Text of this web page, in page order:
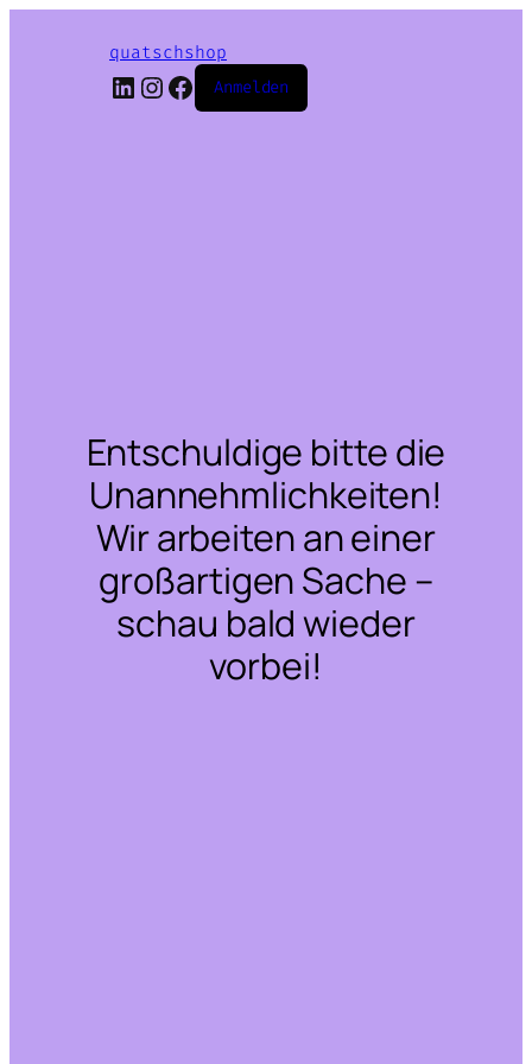
quatschshop
LinkedIn
Instagram
Facebook
Anmelden
Entschuldige bitte die
Unannehmlichkeiten!
Wir arbeiten an einer
großartigen Sache –
schau bald wieder
vorbei!